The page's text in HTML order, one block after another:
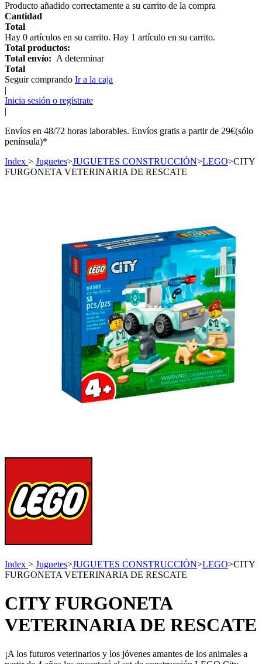
Producto añadido correctamente a su carrito de la compra
Cantidad
Total
Hay 0 artículos en su carrito. Hay 1 artículo en su carrito.
Total productos:
Total envío: A determinar
Total
Seguir comprando Ir a la caja
|
Inicia sesión o regístrate
|
Envíos en 48/72 horas laborables. Envíos gratis a partir de 29€(sólo
península)*
Index > Juguetes>JUGUETES CONSTRUCCIÓN>LEGO>CITY
FURGONETA VETERINARIA DE RESCATE
Index > Juguetes>JUGUETES CONSTRUCCIÓN>LEGO>CITY
FURGONETA VETERINARIA DE RESCATE
CITY FURGONETA
VETERINARIA DE RESCATE
¡A los futuros veterinarios y los jóvenes amantes de los animales a